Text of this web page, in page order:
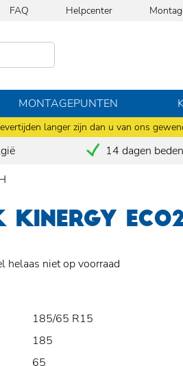
langer zijn dan u van ons
FAQ Helpcenter
MONTAGEPUNTEN
14 dagen
KINERGY
helaas niet op voorraad
185/65 R15
185
65